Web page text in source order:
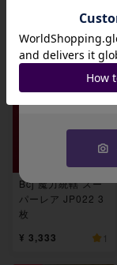
レア JP022 3枚
¥ 2,585 2
Bcj 魔力統轄 スー
パーレア JP022 3
枚
¥ 3,333 1